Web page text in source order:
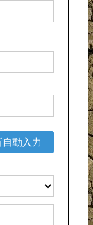
自動入力